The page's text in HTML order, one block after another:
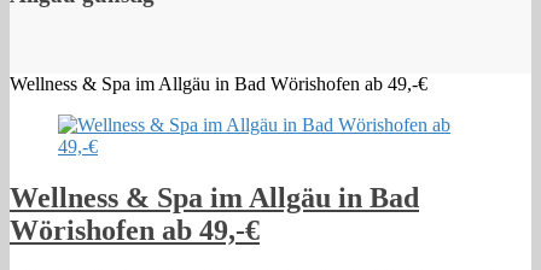
Wellness & Spa im Allgäu in Bad Wörishofen ab 49,-€
Wellness & Spa im Allgäu in Bad
Wörishofen ab 49,-€